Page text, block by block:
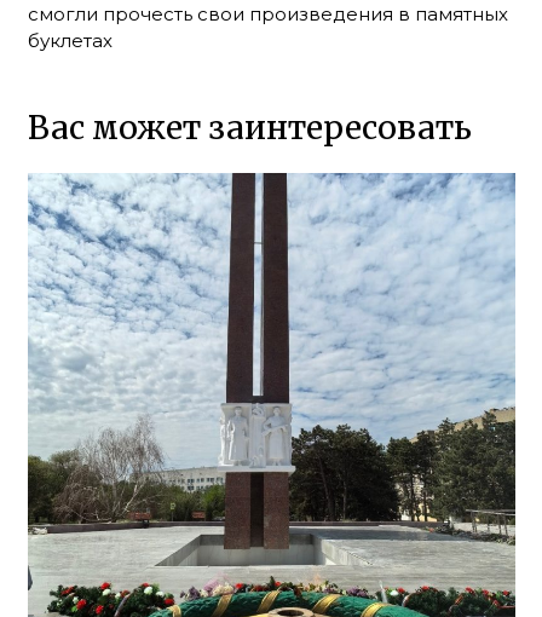
смогли прочесть свои произведения в памятных
буклетах
Вас может заинтересовать